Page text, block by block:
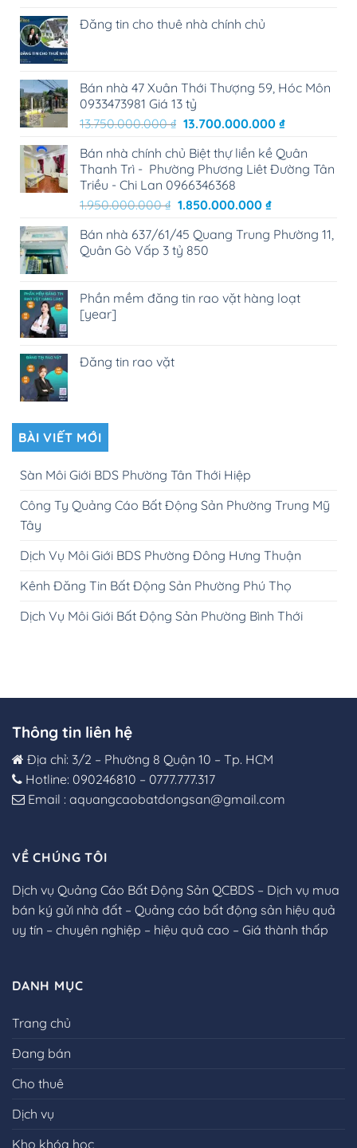
Đăng tin cho thuê nhà chính chủ
Bán nhà 47 Xuân Thới Thượng 59, Hóc Môn
0933473981 Giá 13 tỷ
13.750.000.000₫ Giá
là:
13.750.000.000 ₫.
13.700.000.000 ₫Giá
tại
là:
Bán nhà chính chủ Biệt thự liền kề Quân
Thanh Trì - Phường Phương Liêt Đường Tân
Triều - Chi Lan 0966346368
1.950.000.000₫ Giá
là:
1.950.000.000 ₫.
1.850.000.000 ₫Giá
tại
Bán nhà 637/61/45 Quang Trung Phường 11,
Quân Gò Vấp 3 tỷ 850
Phần mềm đăng tin rao vặt hàng loạt
[year]
Đăng tin rao vặt
BÀI VIẾT MỚI
Sàn Môi Giới BDS Phường Tân Thới Hiệp
Công Ty Quảng Cáo Bất Động Sản Phường Trung Mỹ
Tây
Dịch Vụ Môi Giới BDS Phường Đông Hưng Thuận
Kênh Đăng Tin Bất Động Sản Phường Phú Thọ
Dịch Vụ Môi Giới Bất Động Sản Phường Bình Thới
Thông tin liên hệ
Địa chỉ: 3/2 – Phường 8 Quận 10 – Tp. HCM
Hotline: 090246810 – 0777.777.317
Email : aquangcaobatdongsan@gmail.com
VỀ CHÚNG TÔI
Dịch vụ Quảng Cáo Bất Động Sản QCBDS – Dịch vụ mua
bán ký gửi nhà đất – Quảng cáo bất động sản hiệu quả
uy tín – chuyên nghiệp – hiệu quả cao – Giá thành thấp
DANH MỤC
Trang chủ
Đang bán
Cho thuê
Dịch vụ
Kho khóa học